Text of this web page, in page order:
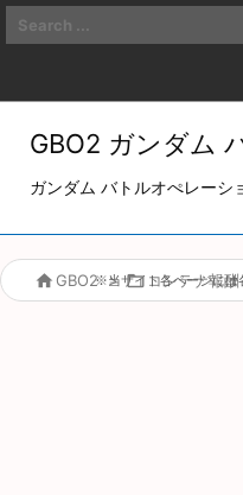
GBO2 ガンダム
ガンダム バトルオぺレーシ
GBO2 >  コンテナ報
※当サイト各ページには